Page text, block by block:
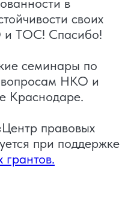
в
своих
и ТОС! Спасибо!
семинары по
вопросам НКО и
Краснодаре.
правовых
при поддержке
грантов.